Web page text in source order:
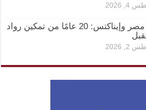
2026
أورنچ مصر وإيناكتس: 20 عامًا من تمكين رواد
2026